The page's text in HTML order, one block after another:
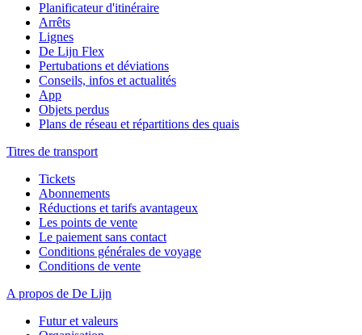
Planificateur d'itinéraire
Arrêts
Lignes
De Lijn Flex
Pertubations et déviations
Conseils, infos et actualités
App
Objets perdus
Plans de réseau et répartitions des quais
Titres de transport
Tickets
Abonnements
Réductions et tarifs avantageux
Les points de vente
Le paiement sans contact
Conditions générales de voyage
Conditions de vente
A propos de De Lijn
Futur et valeurs